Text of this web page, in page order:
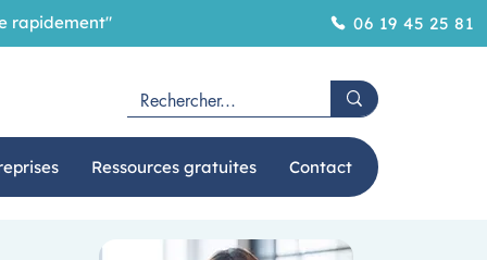
rapidement" 06 19 45 25 81
Ressources gratuites Contact